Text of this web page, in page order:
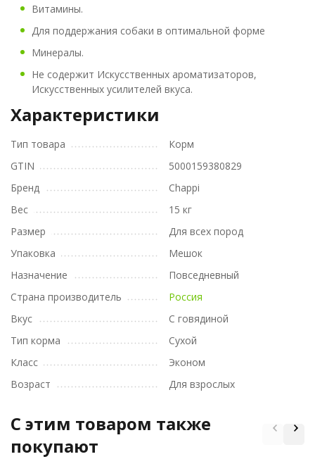
Витамины.
Для поддержания собаки в оптимальной форме
Минералы.
Не содержит Искусственных ароматизаторов,
Искусственных усилителей вкуса.
Характеристики
Тип товара
Корм
GTIN
5000159380829
Бренд
Chappi
Вес
15 кг
Размер
Для всех пород
Упаковка
Мешок
Назначение
Повседневный
Страна производитель
Россия
Вкус
С говядиной
Тип корма
Сухой
Класс
Эконом
Возраст
Для взрослых
C этим товаром также
покупают